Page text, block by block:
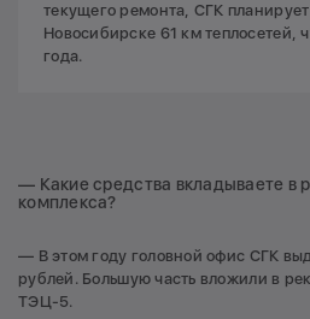
текущего ремонта, СГК
Новосибирске 61 км теплосетей,
года.
— Какие средства вкладываете в
комплекса?
— В этом году головной офис СГК
рублей. Большую часть вложили в
ТЭЦ-5.